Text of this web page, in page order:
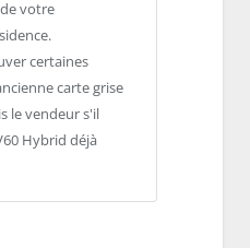
votre
certaines
carte grise
le vendeur s'il
Hybrid déjà